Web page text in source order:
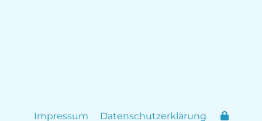
Impressum Datenschutzerklärung